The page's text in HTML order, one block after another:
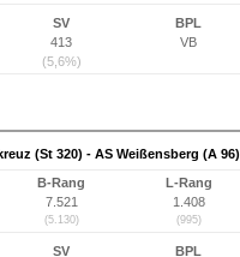
SV
413
(5,6%)
BPL
VB
(St 320) - AS Weißensberg (A 96)
B-Rang
7.521
(5.130)
L-Rang
1.408
(995)
SV
BPL